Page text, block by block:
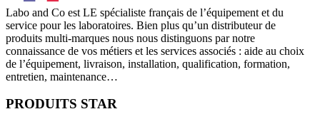
Labo and Co est LE spécialiste français de l’équipement et du
service pour les laboratoires. Bien plus qu’un distributeur de
produits multi-marques nous nous distinguons par notre
connaissance de vos métiers et les services associés : aide au choix
de l’équipement, livraison, installation, qualification, formation,
entretien, maintenance…
PRODUITS STAR